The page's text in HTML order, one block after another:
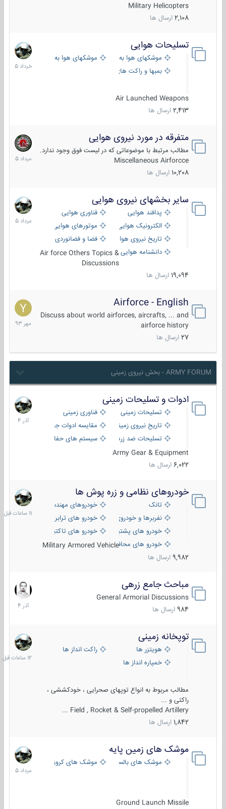
Military Helicopters
2,108 ارسال ها
تسلیحات هوایی
موشکهای هوا به هوا
موشکهای هوا به سطح
بمبها و راکت های هوایی
Air Launched Weapons
2,413 ارسال ها
30
خرداد
1405
متفرقه در مورد نیروی هوایی
مطالب مرتبط با موضوعاتی که در لیست فوق وجود ندارد.
Miscellaneous Airforcce
10,208 ارسال ها
7
مرداد
1405
سایر بخشهای نیروی هوایی
پدافند هوایی
فناوری هوایی
الکترونیک هوایی
موتورهای هوایی
تاریخ نیروی هوایی
فضا و فضانوردی
دانشنامه هواییAir force Others Topics &
Discussions
19,094 ارسال ها
2
مرداد
1405
Airforce - English
Discuss about world airforces, aircrafts, ... and
airforce history
27 ارسال ها
15
مهر
1393
ARMY FORUM - بخش نیروی زمینی
ادوات و تسلیحات زمینی
تسلیحات زمینی
فناوری زمینی
تاریخ نیروی زمینی
مقایسه ادوات جنگی
تسلیحات ضد زره
سیستم های حفاظت فعال
Army Gear & Equipment
6,022 ارسال ها
21
آذر
1404
خودروهای نظامی و زره پوش ها
تانک
خودروهای مهندسی
نفربرها و خودروی های رزمی پیاده نظام
خودرو های ترابری نظامی
خودرو های پشتیبانی آتش ، شناسایی و ضد تانک
خودرو های تاکتیکی نظامی
خودرو های محافظت شدهMilitary Armored Vehicle
9,982 ارسال ها
11
ساعات
قبل
مباحث جامع زرهی
General Armorial Discussions
984 ارسال ها
7
آذر
1404
توپخانه زمینی
هویتزر ها
راکت انداز ها
خمپاره انداز ها
مطالب مربوط به انواع توپهای صحرایی ، خودکششی ،
راکتی و ...
Field , Rocket & Self-propelled Artillery ...
1,842 ارسال ها
12
ساعات
قبل
موشک های زمین پایه
موشک های بالستیک موشک های کروز
Ground Launch Missile
2
مرداد
1405